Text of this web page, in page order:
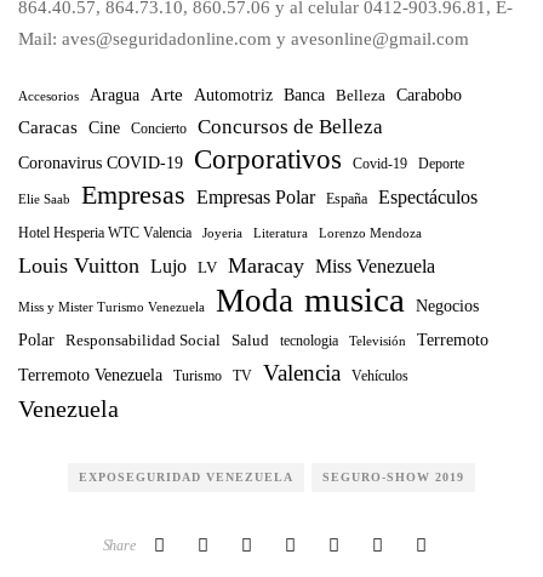
864.40.57, 864.73.10, 860.57.06 y al celular 0412-903.96.81, E-
Mail: aves@seguridadonline.com y avesonline@gmail.com
Accesorios Aragua Arte Automotriz Banca Belleza Carabobo
Caracas Cine Concierto Concursos de Belleza
Coronavirus COVID-19 Corporativos Covid-19 Deporte
Elie Saab Empresas Empresas Polar España Espectáculos
Hotel Hesperia WTC Valencia Joyeria Literatura Lorenzo Mendoza
Louis Vuitton Lujo LV Maracay Miss Venezuela
Miss y Mister Turismo Venezuela Moda musica
Negocios
Polar
Responsabilidad Social Salud tecnologia Televisión Terremoto
Terremoto Venezuela Turismo TV Valencia Vehículos
Venezuela
EXPOSEGURIDAD VENEZUELA SEGURO-SHOW 2019
Share